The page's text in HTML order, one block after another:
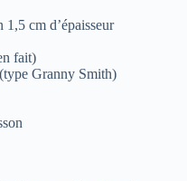
1,5 cm d’épaisseur
fait)
Granny Smith)